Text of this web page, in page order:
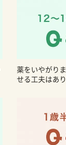
薬をいやがり
せる工夫はあ